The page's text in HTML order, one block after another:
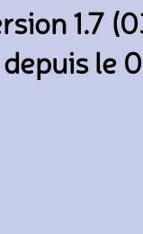
1.7
depuis le